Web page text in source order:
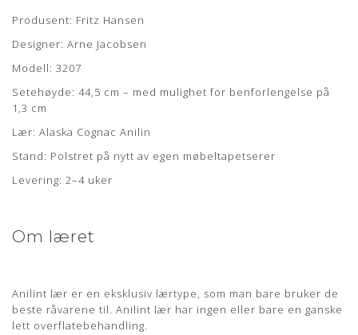
Mangler du en ny polstring til din Arne Jacobsen stol?
Om læderet
Anilin læder er en eksklusiv lædertype, hvor råvarer fra kun
det bedste sorteringsniveau er anvendt. Anilin læder har
ingen eller kun en ganske let overfladebehandling.
Læderet har en naturlig rå, blød og åndbar overflade som
bidrager til en fremragende siddekomfort samt det
eksklusive udseende.
forekomme naturlige mærker fra sår, ar og stikmærker, som
dyret har fået gennem sit aktive liv.
Læderet er kendetegnet ved dens åbne, åndbare og glatte
overflade. Mærker i form af ar, stikmærker og årer bidrager
Produsent: Fritz Hansen
Designer: Arne Jacobsen
Modell: 3207
Setehøyde: 44,5 cm – med mulighet for benforlengelse på
1,3 cm
Lær: Alaska Cognac Anilin
Stand: Polstret på nytt av egen møbeltapetserer
Levering: 2–4 uker
Om læret
Anilint lær er en eksklusiv lærtype, som man bare bruker de
beste råvarene til. Anilint lær har ingen eller bare en ganske
lett overflatebehandling.